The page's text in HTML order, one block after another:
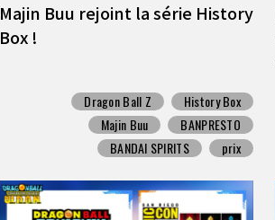
Majin Buu rejoint la série History
Box !
Dragon Ball Z
History Box
Majin Buu
BANPRESTO
BANDAI SPIRITS
prix